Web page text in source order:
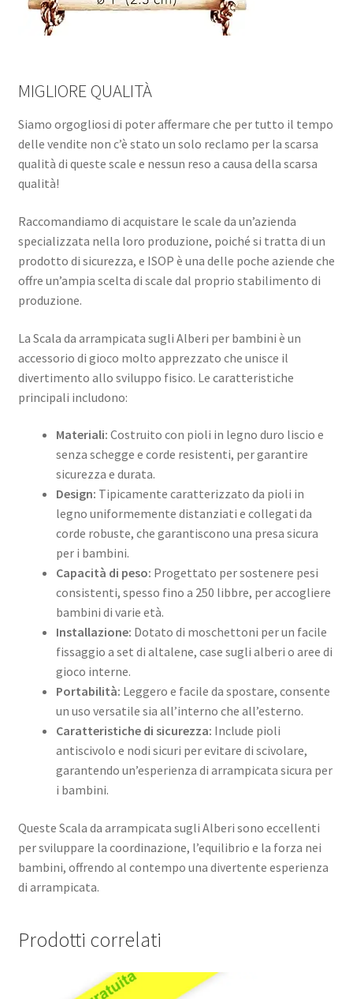
MIGLIORE QUALITÀ
Siamo orgogliosi di poter affermare che per tutto il tempo
delle vendite non c’è stato un solo reclamo per la scarsa
qualità di queste scale e nessun reso a causa della scarsa
qualità!
Raccomandiamo di acquistare le scale da un’azienda
specializzata nella loro produzione, poiché si tratta di un
prodotto di sicurezza, e ISOP è una delle poche aziende che
offre un’ampia scelta di scale dal proprio stabilimento di
produzione.
La Scala da arrampicata sugli Alberi per bambini è un
accessorio di gioco molto apprezzato che unisce il
divertimento allo sviluppo fisico. Le caratteristiche
principali includono:
Materiali: Costruito con pioli in legno duro liscio e
senza schegge e corde resistenti, per garantire
sicurezza e durata.
Design: Tipicamente caratterizzato da pioli in
legno uniformemente distanziati e collegati da
corde robuste, che garantiscono una presa sicura
per i bambini.
Capacità di peso: Progettato per sostenere pesi
consistenti, spesso fino a 250 libbre, per accogliere
bambini di varie età.
Installazione: Dotato di moschettoni per un facile
fissaggio a set di altalene, case sugli alberi o aree di
gioco interne.
Portabilità: Leggero e facile da spostare, consente
un uso versatile sia all’interno che all’esterno.
Caratteristiche di sicurezza: Include pioli
antiscivolo e nodi sicuri per evitare di scivolare,
garantendo un’esperienza di arrampicata sicura per
i bambini.
Queste Scala da arrampicata sugli Alberi sono eccellenti
per sviluppare la coordinazione, l’equilibrio e la forza nei
bambini, offrendo al contempo una divertente esperienza
di arrampicata.
Prodotti correlati